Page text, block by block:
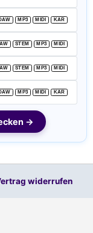
MP3 MIDI KAR
(Old
STEM MP3 MIDI
STEM MP3 MIDI
MP3 MIDI KAR
→
widerrufen
Feld oben ein.
anlegen